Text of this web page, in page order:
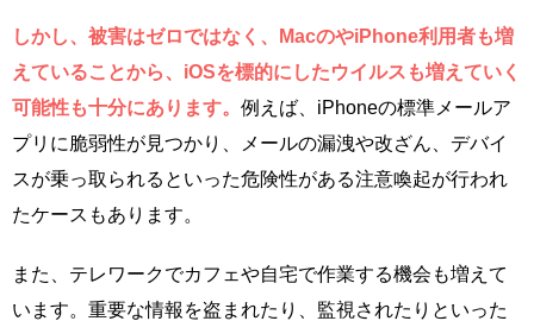
しかし、被害はゼロではなく、MacのやiPhone利用者も増
えていることから、iOSを標的にしたウイルスも増えていく
可能性も十分にあります。 例えば、iPhoneの標準メールア
プリに脆弱性が見つかり、メールの漏洩や改ざん、デバイ
スが乗っ取られるといった危険性がある注意喚起が行われ
たケースもあります。
また、テレワークでカフェや自宅で作業する機会も増えて
います。重要な情報を盗まれたり、監視されたりといった